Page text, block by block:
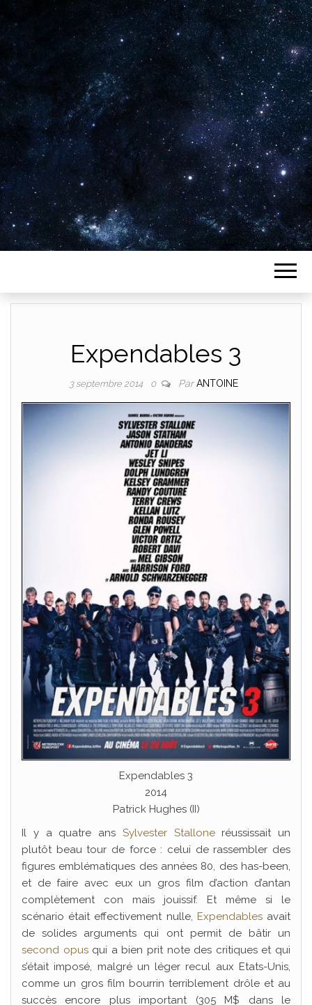
Plus de 2800 critiques de films
Expendables 3
3 septembre 2014 0 ParANTOINE
Expendables 3
2014
Patrick Hughes (II)
Il y a quatre ans Sylvester Stalloneréussissait un
plutôt beau tour de force : celui de rassembler des
figures emblématiques des années 80, des has-been,
et de faire avec eux un gros film d’action d’antan
complètement con mais jouissif. Et même si le
scénario était effectivement nulle, Expendablesavait
de solides arguments qui ont permit de bâtir un
second opusqui a bien prit note des critiques et qui
s’était imposé, malgré un léger recul aux Etats-Unis,
comme un gros film bourrin terriblement drôle et au
succès encore plus important (305 M$ dans le